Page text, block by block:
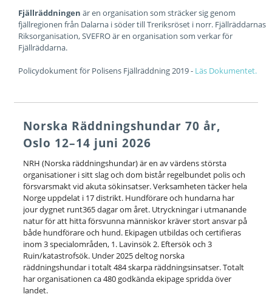
Fjällräddningen är en organisation som sträcker sig genom
fjällregionen från Dalarna i söder till Treriksröset i norr. Fjällräddarnas
Riksorganisation, SVEFRO är en organisation som verkar för
Fjällräddarna.
Policydokument för Polisens Fjällräddning 2019 - Läs Dokumentet.
Norska Räddningshundar 70 år,
Oslo 12–14 juni 2026
NRH (Norska räddningshundar) är en av värdens största
organisationer i sitt slag och dom bistår regelbundet polis och
försvarsmakt vid akuta sökinsatser. Verksamheten täcker hela
Norge uppdelat i 17 distrikt. Hundförare och hundarna har
jour dygnet runt365 dagar om året. Utryckningar i utmanande
natur för att hitta försvunna människor kräver stort ansvar på
både hundförare och hund. Ekipagen utbildas och certifieras
inom 3 specialområden, 1. Lavinsök 2. Eftersök och 3
Ruin/katastrofsök. Under 2025 deltog norska
räddningshundar i totalt 484 skarpa räddningsinsatser. Totalt
har organisationen ca 480 godkända ekipage spridda över
landet.